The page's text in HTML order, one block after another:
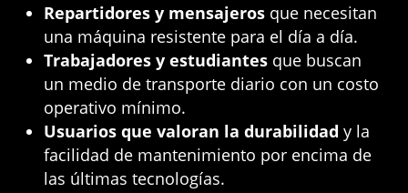
Repartidores y mensajeros que necesitan
una máquina resistente para el día a día.
Trabajadores y estudiantes que buscan
un medio de transporte diario con un costo
operativo mínimo.
Usuarios que valoran la durabilidad y la
facilidad de mantenimiento por encima de
las últimas tecnologías.